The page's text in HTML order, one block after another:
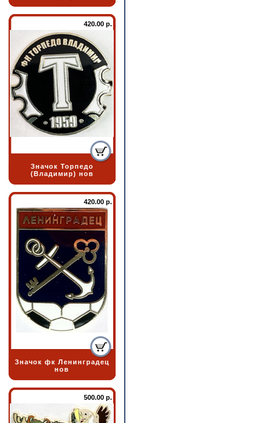
420.00 р.
Значок Торпедо
(Владимир) нов
420.00 р.
Значок фк Ленинградец
нов
500.00 р.